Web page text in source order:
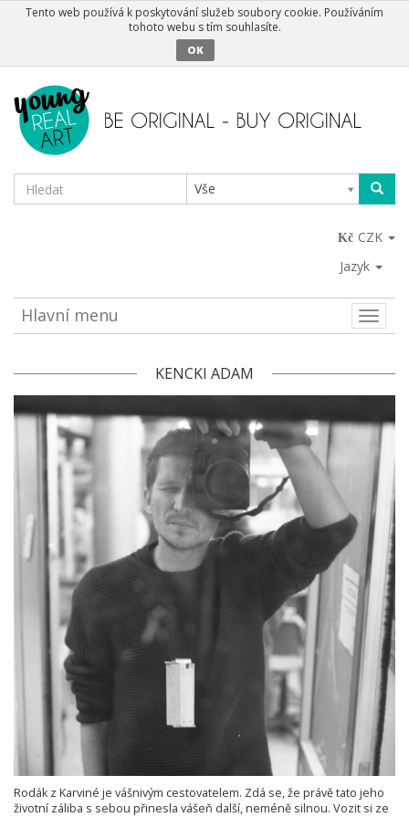
Tento web používá k poskytování služeb soubory cookie. Používáním
tohoto webu s tím souhlasíte.
OK
Vše
CZK
Jazyk
Toggle
Hlavní menu
KENCKI ADAM
Rodák z Karviné je vášnivým cestovatelem. Zdá se, že právě tato jeho
životní záliba s sebou přinesla vášeň další, neméně silnou. Vozit si ze